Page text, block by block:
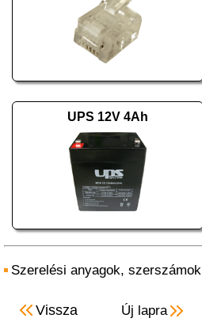
UPS 12V 4Ah
Szerelési anyagok, szerszámok
Vissza Új lapra